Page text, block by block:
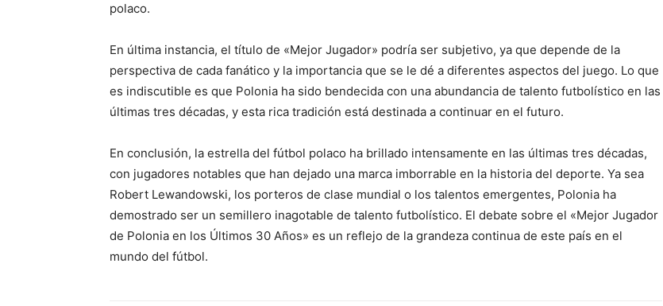
polaco.
En última instancia, el título de «Mejor Jugador» podría ser subjetivo, ya que depende de la
perspectiva de cada fanático y la importancia que se le dé a diferentes aspectos del juego. Lo que
es indiscutible es que Polonia ha sido bendecida con una abundancia de talento futbolístico en las
últimas tres décadas, y esta rica tradición está destinada a continuar en el futuro.
En conclusión, la estrella del fútbol polaco ha brillado intensamente en las últimas tres décadas,
con jugadores notables que han dejado una marca imborrable en la historia del deporte. Ya sea
Robert Lewandowski, los porteros de clase mundial o los talentos emergentes, Polonia ha
demostrado ser un semillero inagotable de talento futbolístico. El debate sobre el «Mejor Jugador
de Polonia en los Últimos 30 Años» es un reflejo de la grandeza continua de este país en el
mundo del fútbol.